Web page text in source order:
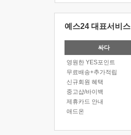
예스24 대표서비스
싸다
영원한 YES포인트
무료배송+추가적립
신규회원 혜택
중고샵/바이백
제휴카드 안내
애드온